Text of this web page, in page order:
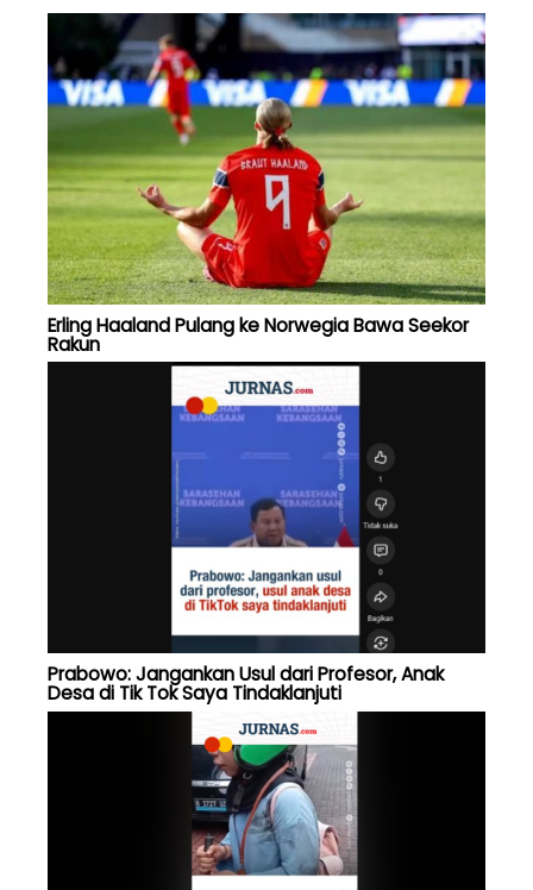
Erling Haaland Pulang ke Norwegia Bawa Seekor
Rakun
Prabowo: Jangankan Usul dari Profesor, Anak
Desa di Tik Tok Saya Tindaklanjuti